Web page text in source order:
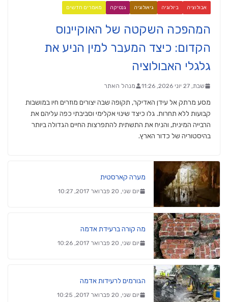
אבולוציה ביולוגיה גיאולוגיה גנטיקה מאמרים חדשים
המהפכה השקטה של האוקיינוס
הקדום: כיצד המעבר למין הניע את
גלגלי האבולוציה
שבת, 27 יוני 2026, 11:26 מנהל האתר
מסע מרתק אל עידן האדיקר, תקופה שבה יצורים מוזרים חיו במושבות
קבועות ללא תחרות. גלו כיצד שינוי אקלימי וסביבתי כפה עליהם את
הרבייה המינית, והניח את התשתית להתפרצות החיים הגדולה ביותר
בהיסטוריה של כדור הארץ.
מערה קארסטית
יום שני, 20 פברואר 2017, 10:27
מה קורה ברעידת אדמה
יום שני, 20 פברואר 2017, 10:26
הגורמים לרעידות אדמה
יום שני, 20 פברואר 2017, 10:25